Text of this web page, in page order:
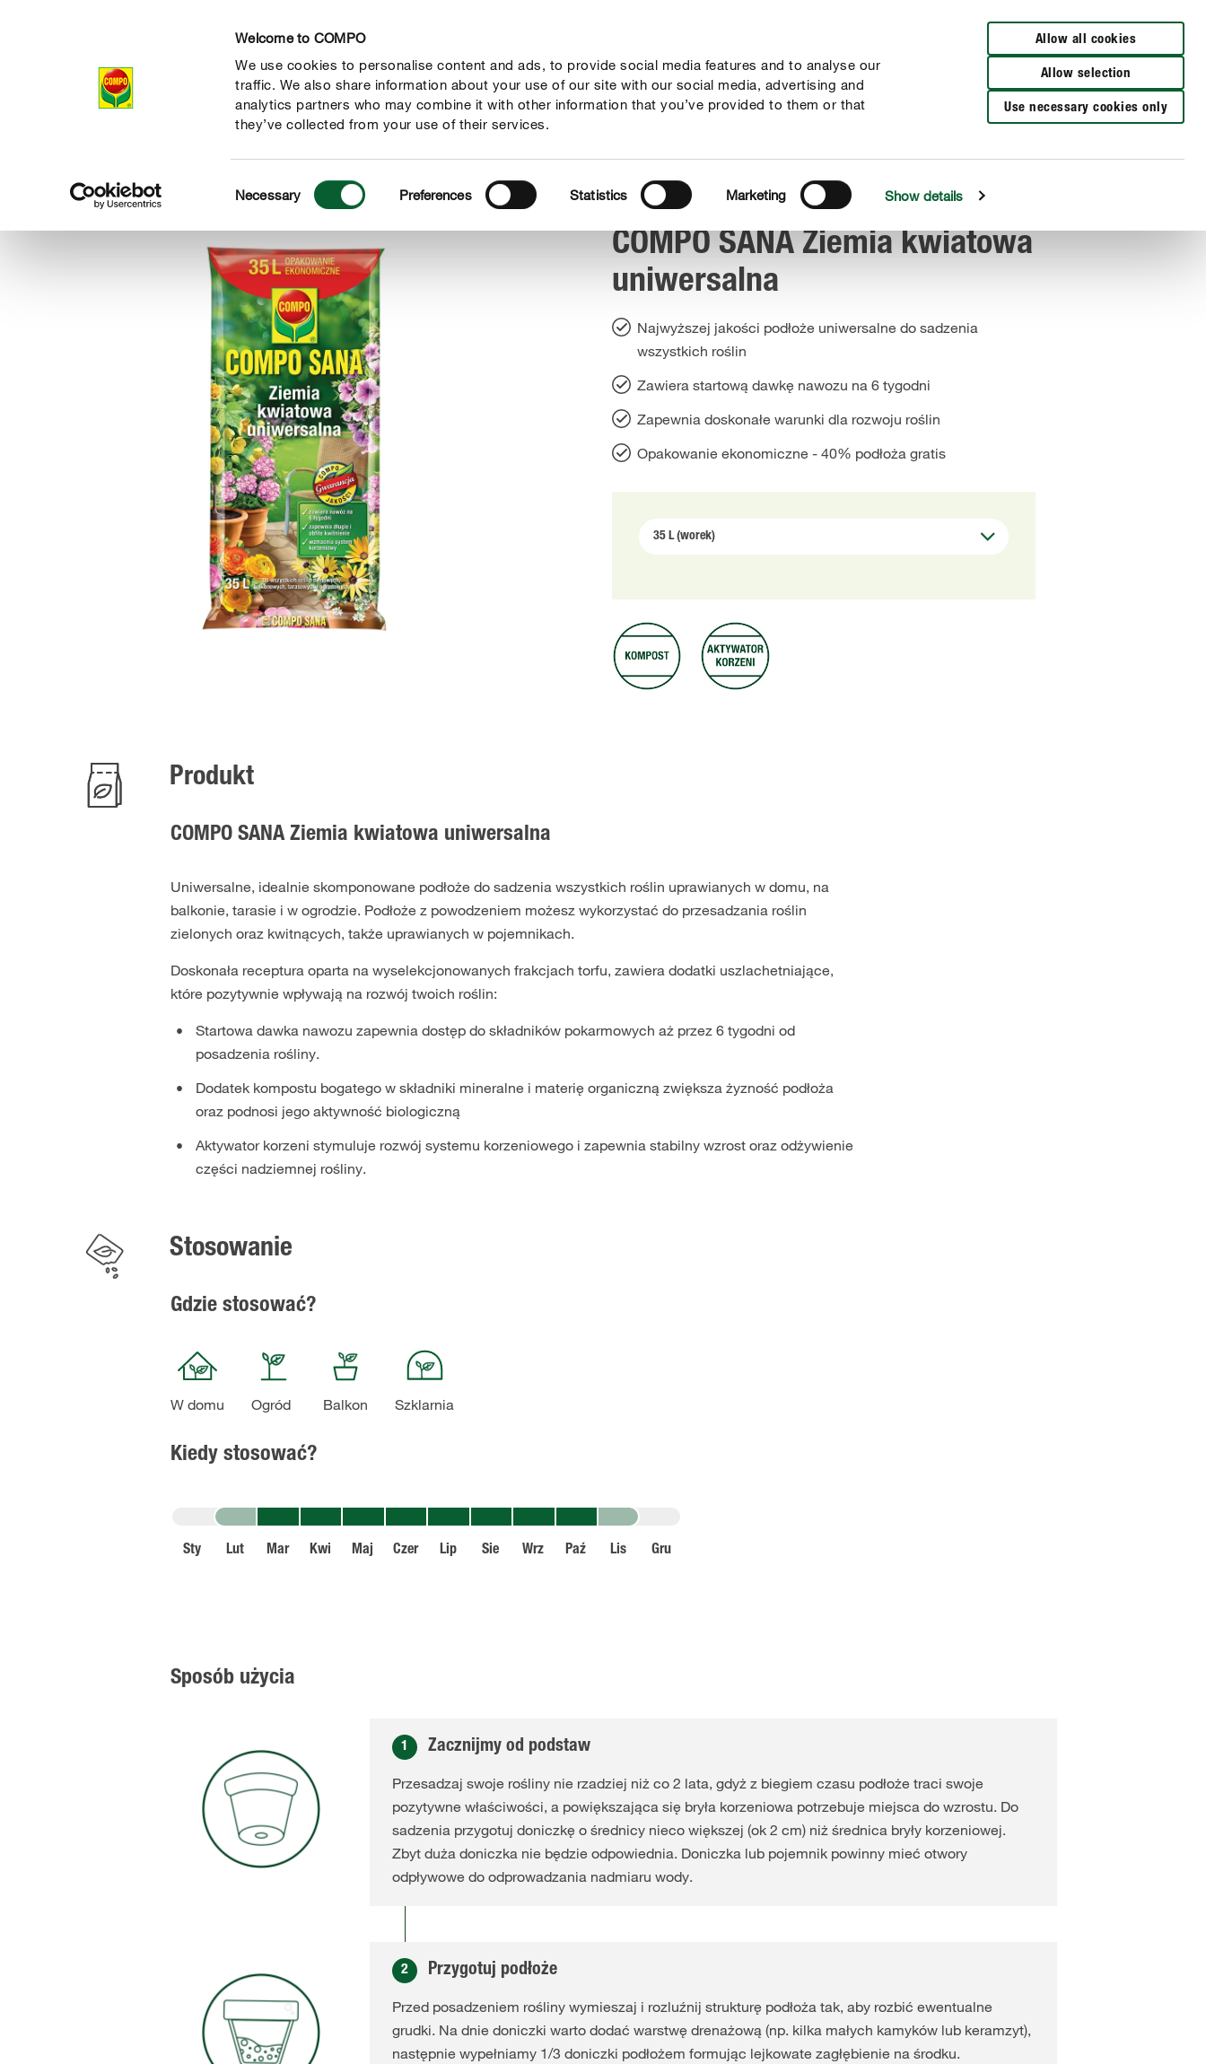
Welcome to COMPO
We use cookies to personalise content and ads, to provide social media features and to analyse our
traffic. We also share information about your use of our site with our social media, advertising and
analytics partners who may combine it with other information that you’ve provided to them or that
they’ve collected from your use of their services.
Selection
Necessary Preferences Statistics Marketing Show details
Allow all cookies
Allow selection
Use necessary cookies only
Produkty Porady Aktualne tematy Kontakt O nas
COMPOProdukty Dom, balkon, taras COMPO SANA Uniwersalne podłoże kwiatowe
COMPO SANA Ziemia kwiatowa
uniwersalna
Najwyższej jakości podłoże uniwersalne do sadzenia
wszystkich roślin
Zawiera startową dawkę nawozu na 6 tygodni
Zapewnia doskonałe warunki dla rozwoju roślin
Opakowanie ekonomiczne - 40% podłoża gratis
Produkt
COMPO SANA Ziemia kwiatowa uniwersalna
Uniwersalne, idealnie skomponowane podłoże do sadzenia wszystkich roślin uprawianych w domu, na
balkonie, tarasie i w ogrodzie. Podłoże z powodzeniem możesz wykorzystać do przesadzania roślin
zielonych oraz kwitnących, także uprawianych w pojemnikach.
Doskonała receptura oparta na wyselekcjonowanych frakcjach torfu, zawiera dodatki uszlachetniające,
które pozytywnie wpływają na rozwój twoich roślin:
Startowa dawka nawozu zapewnia dostęp do składników pokarmowych aż przez 6 tygodni od
posadzenia rośliny.
Dodatek kompostu bogatego w składniki mineralne i materię organiczną zwiększa żyzność podłoża
oraz podnosi jego aktywność biologiczną
Aktywator korzeni stymuluje rozwój systemu korzeniowego i zapewnia stabilny wzrost oraz odżywienie
części nadziemnej rośliny.
Stosowanie
Gdzie stosować?
W domu Ogród Balkon Szklarnia
Kiedy stosować?
Sty Lut Mar Kwi Maj Czer Lip Sie Wrz Paź Lis Gru
Sposób użycia
1
Zacznijmy od podstaw
Przesadzaj swoje rośliny nie rzadziej niż co 2 lata, gdyż z biegiem czasu podłoże traci swoje
pozytywne właściwości, a powiększająca się bryła korzeniowa potrzebuje miejsca do wzrostu. Do
sadzenia przygotuj doniczkę o średnicy nieco większej (ok 2 cm) niż średnica bryły korzeniowej.
Zbyt duża doniczka nie będzie odpowiednia. Doniczka lub pojemnik powinny mieć otwory
odpływowe do odprowadzania nadmiaru wody.
2
Przygotuj podłoże
Przed posadzeniem rośliny wymieszaj i rozluźnij strukturę podłoża tak, aby rozbić ewentualne
grudki. Na dnie doniczki warto dodać warstwę drenażową (np. kilka małych kamyków lub keramzyt),
następnie wypełniamy 1/3 doniczki podłożem formując lejkowate zagłębienie na środku.